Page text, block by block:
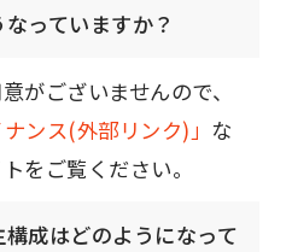
っていますか？
がございませんので、
ンス(外部リンク)」 な
をご覧ください。
成はどのようになって